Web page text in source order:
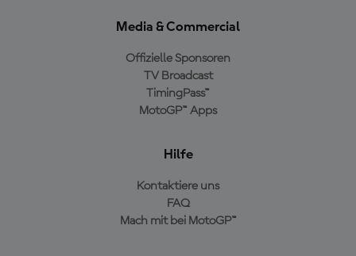
Media & Commercial
Offizielle Sponsoren
TV Broadcast
TimingPass™
MotoGP™ Apps
Hilfe
Kontaktiere uns
FAQ
Mach mit bei MotoGP™